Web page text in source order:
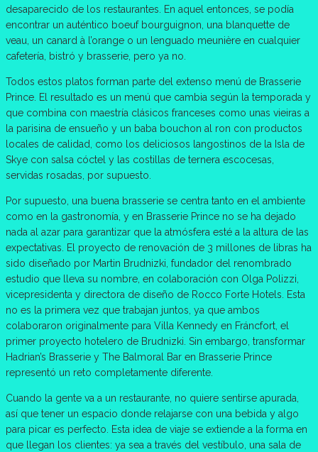
desaparecido de los restaurantes. En aquel entonces, se podía
encontrar un auténtico boeuf bourguignon, una blanquette de
veau, un canard à l’orange o un lenguado meunière en cualquier
cafetería, bistró y brasserie, pero ya no.
Todos estos platos forman parte del extenso menú de Brasserie
Prince. El resultado es un menú que cambia según la temporada y
que combina con maestría clásicos franceses como unas vieiras a
la parisina de ensueño y un baba bouchon al ron con productos
locales de calidad, como los deliciosos langostinos de la Isla de
Skye con salsa cóctel y las costillas de ternera escocesas,
servidas rosadas, por supuesto.
Por supuesto, una buena brasserie se centra tanto en el ambiente
como en la gastronomía, y en Brasserie Prince no se ha dejado
nada al azar para garantizar que la atmósfera esté a la altura de las
expectativas. El proyecto de renovación de 3 millones de libras ha
sido diseñado por Martin Brudnizki, fundador del renombrado
estudio que lleva su nombre, en colaboración con Olga Polizzi,
vicepresidenta y directora de diseño de Rocco Forte Hotels. Esta
no es la primera vez que trabajan juntos, ya que ambos
colaboraron originalmente para Villa Kennedy en Fráncfort, el
primer proyecto hotelero de Brudnizki. Sin embargo, transformar
Hadrian’s Brasserie y The Balmoral Bar en Brasserie Prince
representó un reto completamente diferente.
Cuando la gente va a un restaurante, no quiere sentirse apurada,
así que tener un espacio donde relajarse con una bebida y algo
para picar es perfecto. Esta idea de viaje se extiende a la forma en
que llegan los clientes: ya sea a través del vestíbulo, una sala de